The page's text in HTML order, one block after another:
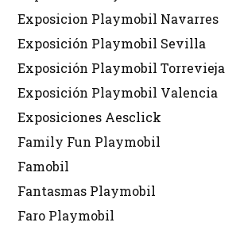
Exposicion Playmobil Navarres
Exposición Playmobil Sevilla
Exposición Playmobil Torrevieja
Exposición Playmobil Valencia
Exposiciones Aesclick
Family Fun Playmobil
Famobil
Fantasmas Playmobil
Faro Playmobil